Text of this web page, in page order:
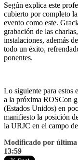
Según explica este
cubierto por completo
evento como este.
grabación de las
instalaciones, además
todo un éxito,
ponentes.
Lo siguiente para estos
a la próxima ROSCon
(Estados Unidos) en
manifiesto la posición
la URJC en el campo
Modificado por última
13:59